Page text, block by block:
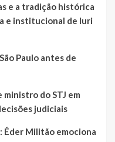
e a tradição histórica
e institucional de Iuri
Paulo antes de
do STJ em
judiciais
Militão emociona